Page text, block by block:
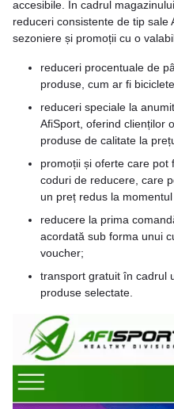
accesibile. În cadrul
reduceri consistente de tip sale
sezoniere și promoții cu o
reduceri procentuale de
produse, cum ar fi
reduceri speciale la
AfiSport, oferind clienților
produse de calitate la
promoții și oferte care pot
coduri de reducere, care
un preț redus la
reducere la prima
acordată sub forma unui
voucher;
transport gratuit în cadrul
produse selectate.